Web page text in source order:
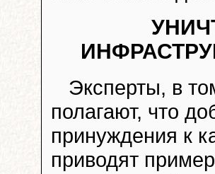
Эксперты, в
полагают, что
принуждения к
приводят